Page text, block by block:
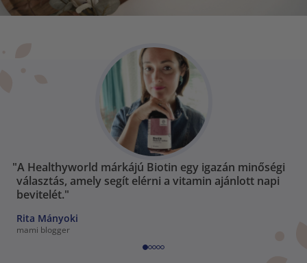
"A Healthyworld márkájú Biotin egy igazán minőségi
választás, amely segít elérni a vitamin ajánlott napi
bevitelét."
Rita Mányoki
mami blogger